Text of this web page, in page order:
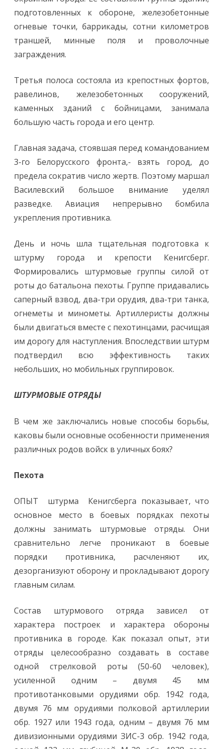
подготовленных к обороне, железобетонные
огневые точки, баррикады, сотни километров
траншей, минные поля и проволочные
заграждения.
Третья полоса состояла из крепостных фортов,
равелинов, железобетонных сооружений,
каменных зданий с бойницами, занимала
большую часть города и его центр.
Главная задача, стоявшая перед командованием
3-го Белорусского фронта,- взять город, до
предела сократив число жертв. Поэтому маршал
Василевский большое внимание уделял
разведке. Авиация непрерывно бомбила
укрепления противника.
День и ночь шла тщательная подготовка к
штурму города и крепости Кенигсберг.
Формировались штурмовые группы силой от
роты до батальона пехоты. Группе придавались
саперный взвод, два-три орудия, два-три танка,
огнеметы и минометы. Артиллеристы должны
были двигаться вместе с пехотинцами, расчищая
им дорогу для наступления. Впоследствии штурм
подтвердил всю эффективность таких
небольших, но мобильных группировок.
ШТУРМОВЫЕ ОТРЯДЫ
В чем же заключались новые способы борьбы,
каковы были основные особенности применения
различных родов войск в уличных боях?
Пехота
ОПЫТ штурма Кенигсберга показывает, что
основное место в боевых порядках пехоты
должны занимать штурмовые отряды. Они
сравнительно легче проникают в боевые
порядки противника, расчленяют их,
дезорганизуют оборону и прокладывают дорогу
главным силам.
Состав штурмового отряда зависел от
характера построек и характера обороны
противника в городе. Как показал опыт, эти
отряды целесообразно создавать в составе
одной стрелковой роты (50-60 человек),
усиленной одним – двумя 45 мм
противотанковыми орудиями обр. 1942 года,
двумя 76 мм орудиями полковой артиллерии
обр. 1927 или 1943 года, одним – двумя 76 мм
дивизионными орудиями ЗИС-3 обр. 1942 года,